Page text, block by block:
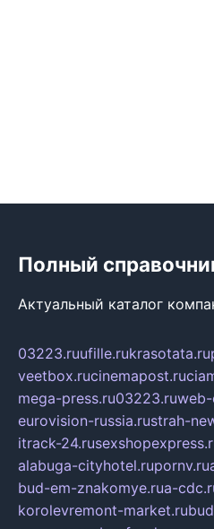
Полный
Актуальный каталог
03223.ruufille.rukrasotata.ru
veetbox.rucinemapost.ru
mega-press.ru03223.ru
eurovision-russia.rustrah-
itrack-24.ru
alabuga-cityhotel.rupornv.ru
bud-em-znakomye.rua-
korolevremont-market.ru